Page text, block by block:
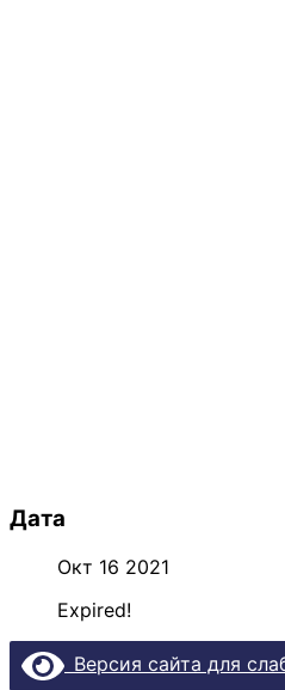
Дата
Окт 16 2021
Expired!
Версия сайта для